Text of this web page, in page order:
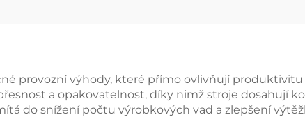
provozní výhody, které přímo ovlivňují
a opakovatelnost, díky nimž stroje dosahují
do snížení počtu výrobkových vad a zlepšení